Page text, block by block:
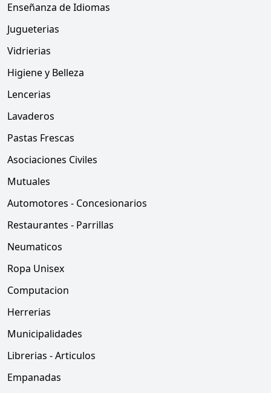
Enseñanza de Idiomas
Jugueterias
Vidrierias
Higiene y Belleza
Lencerias
Lavaderos
Pastas Frescas
Asociaciones Civiles
Mutuales
Automotores - Concesionarios
Restaurantes - Parrillas
Neumaticos
Ropa Unisex
Computacion
Herrerias
Municipalidades
Librerias - Articulos
Empanadas